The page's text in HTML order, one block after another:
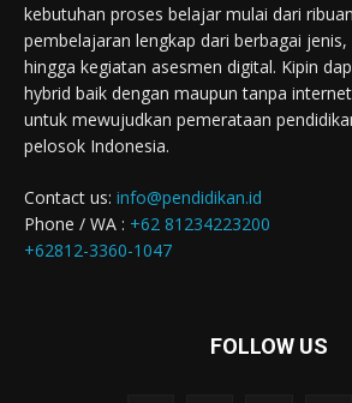
kebutuhan proses belajar mulai dari
pembelajaran lengkap dari berbagai
hingga kegiatan asesmen digital. Kipin
hybrid baik dengan maupun tanpa
untuk mewujudkan pemerataan
pelosok Indonesia.
Contact us: info@pendidikan.id
Phone / WA : +62 81234223200
+62812-3360-1047
FOLLOW US